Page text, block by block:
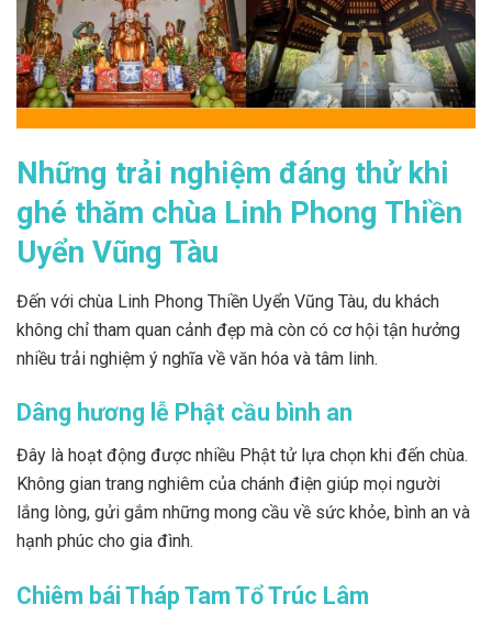
Những trải nghiệm đáng thử khi
ghé thăm chùa Linh Phong Thiền
Uyển Vũng Tàu
Đến với chùa Linh Phong Thiền Uyển Vũng Tàu, du khách
không chỉ tham quan cảnh đẹp mà còn có cơ hội tận hưởng
nhiều trải nghiệm ý nghĩa về văn hóa và tâm linh.
Dâng hương lễ Phật cầu bình an
Đây là hoạt động được nhiều Phật tử lựa chọn khi đến chùa.
Không gian trang nghiêm của chánh điện giúp mọi người
lắng lòng, gửi gắm những mong cầu về sức khỏe, bình an và
hạnh phúc cho gia đình.
Chiêm bái Tháp Tam Tổ Trúc Lâm